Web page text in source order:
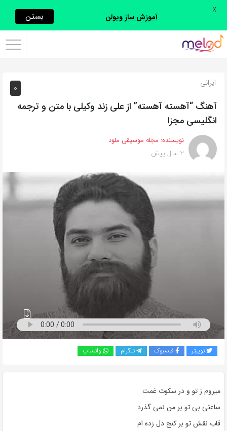
اشتراک
با
از
روش‌های
زیر
این
صفحه
دوستان
0 ایرانی
آهنگ “آهسته آهسته” از علی زند وکیلی با متن و ترجمه
انگلیسی مجزا
نویسنده: مجله موسیقی ملود
2 سال پیش
توییتر فیسبوک تلگرام واتساپ
میروم ز تو و در سکوت غمت
ساعتی بی تو بر من نمی گذرد
قاب نقش تو بر کنج دل زده ام
آموزش ساز ویولن بستن X